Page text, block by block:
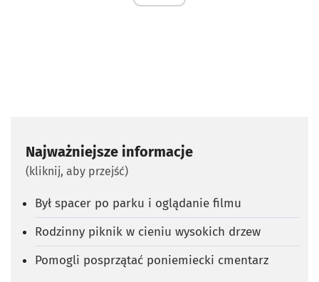
Najważniejsze informacje
(kliknij, aby przejść)
Był spacer po parku i oglądanie filmu
Rodzinny piknik w cieniu wysokich drzew
Pomogli posprzątać poniemiecki cmentarz